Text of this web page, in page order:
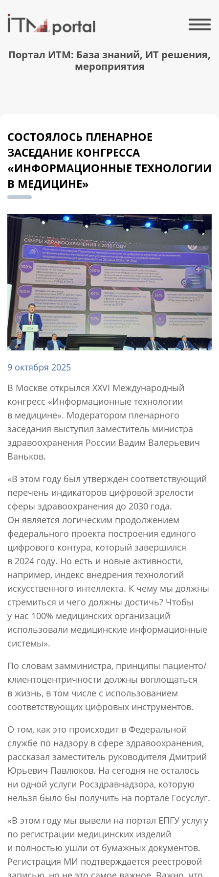
Портал ИТМ: База знаний, ИТ решения,
мероприятия
СОСТОЯЛОСЬ ПЛЕНАРНОЕ
ЗАСЕДАНИЕ КОНГРЕССА
«ИНФОРМАЦИОННЫЕ ТЕХНОЛОГИИ
В МЕДИЦИНЕ»
9 октября 2025
В Москве открылся XXVI Международный
конгресс «Информационные технологии
в медицине». Модератором пленарного
заседания выступил заместитель министра
здравоохранения России Вадим Валерьевич
Ваньков.
«В этом году был утвержден соответствующий
перечень индикаторов цифровой зрелости
сферы здравоохранения до 2030 года.
Он является логическим продолжением
федерального проекта построения единого
цифрового контура, который завершился
в 2024 году. Но есть и новые активности,
например, индекс внедрения технологий
искусственного интеллекта. К чему мы должны
стремиться и чего должны достичь? Чтобы
у нас 100% медицинских организаций
использовали медицинские информационные
системы».
По словам замминистра, принципы пациенто/
клиентоцентричности должны воплощаться
в жизнь, в том числе с использованием
соответствующих цифровых инструментов.
О том, как это происходит в Федеральной
службе по надзору в сфере здравоохранения,
рассказал заместитель руководителя Дмитрий
Юрьевич Павлюков. На сегодня не осталось
ни одной услуги Росздравнадзора, которую
нельзя было бы получить на портале Госуслуг.
«В этом году мы вывели на портал ЕПГУ услугу
по регистрации медицинских изделий
и полностью ушли от бумажных документов.
Регистрация МИ подтверждается реестровой